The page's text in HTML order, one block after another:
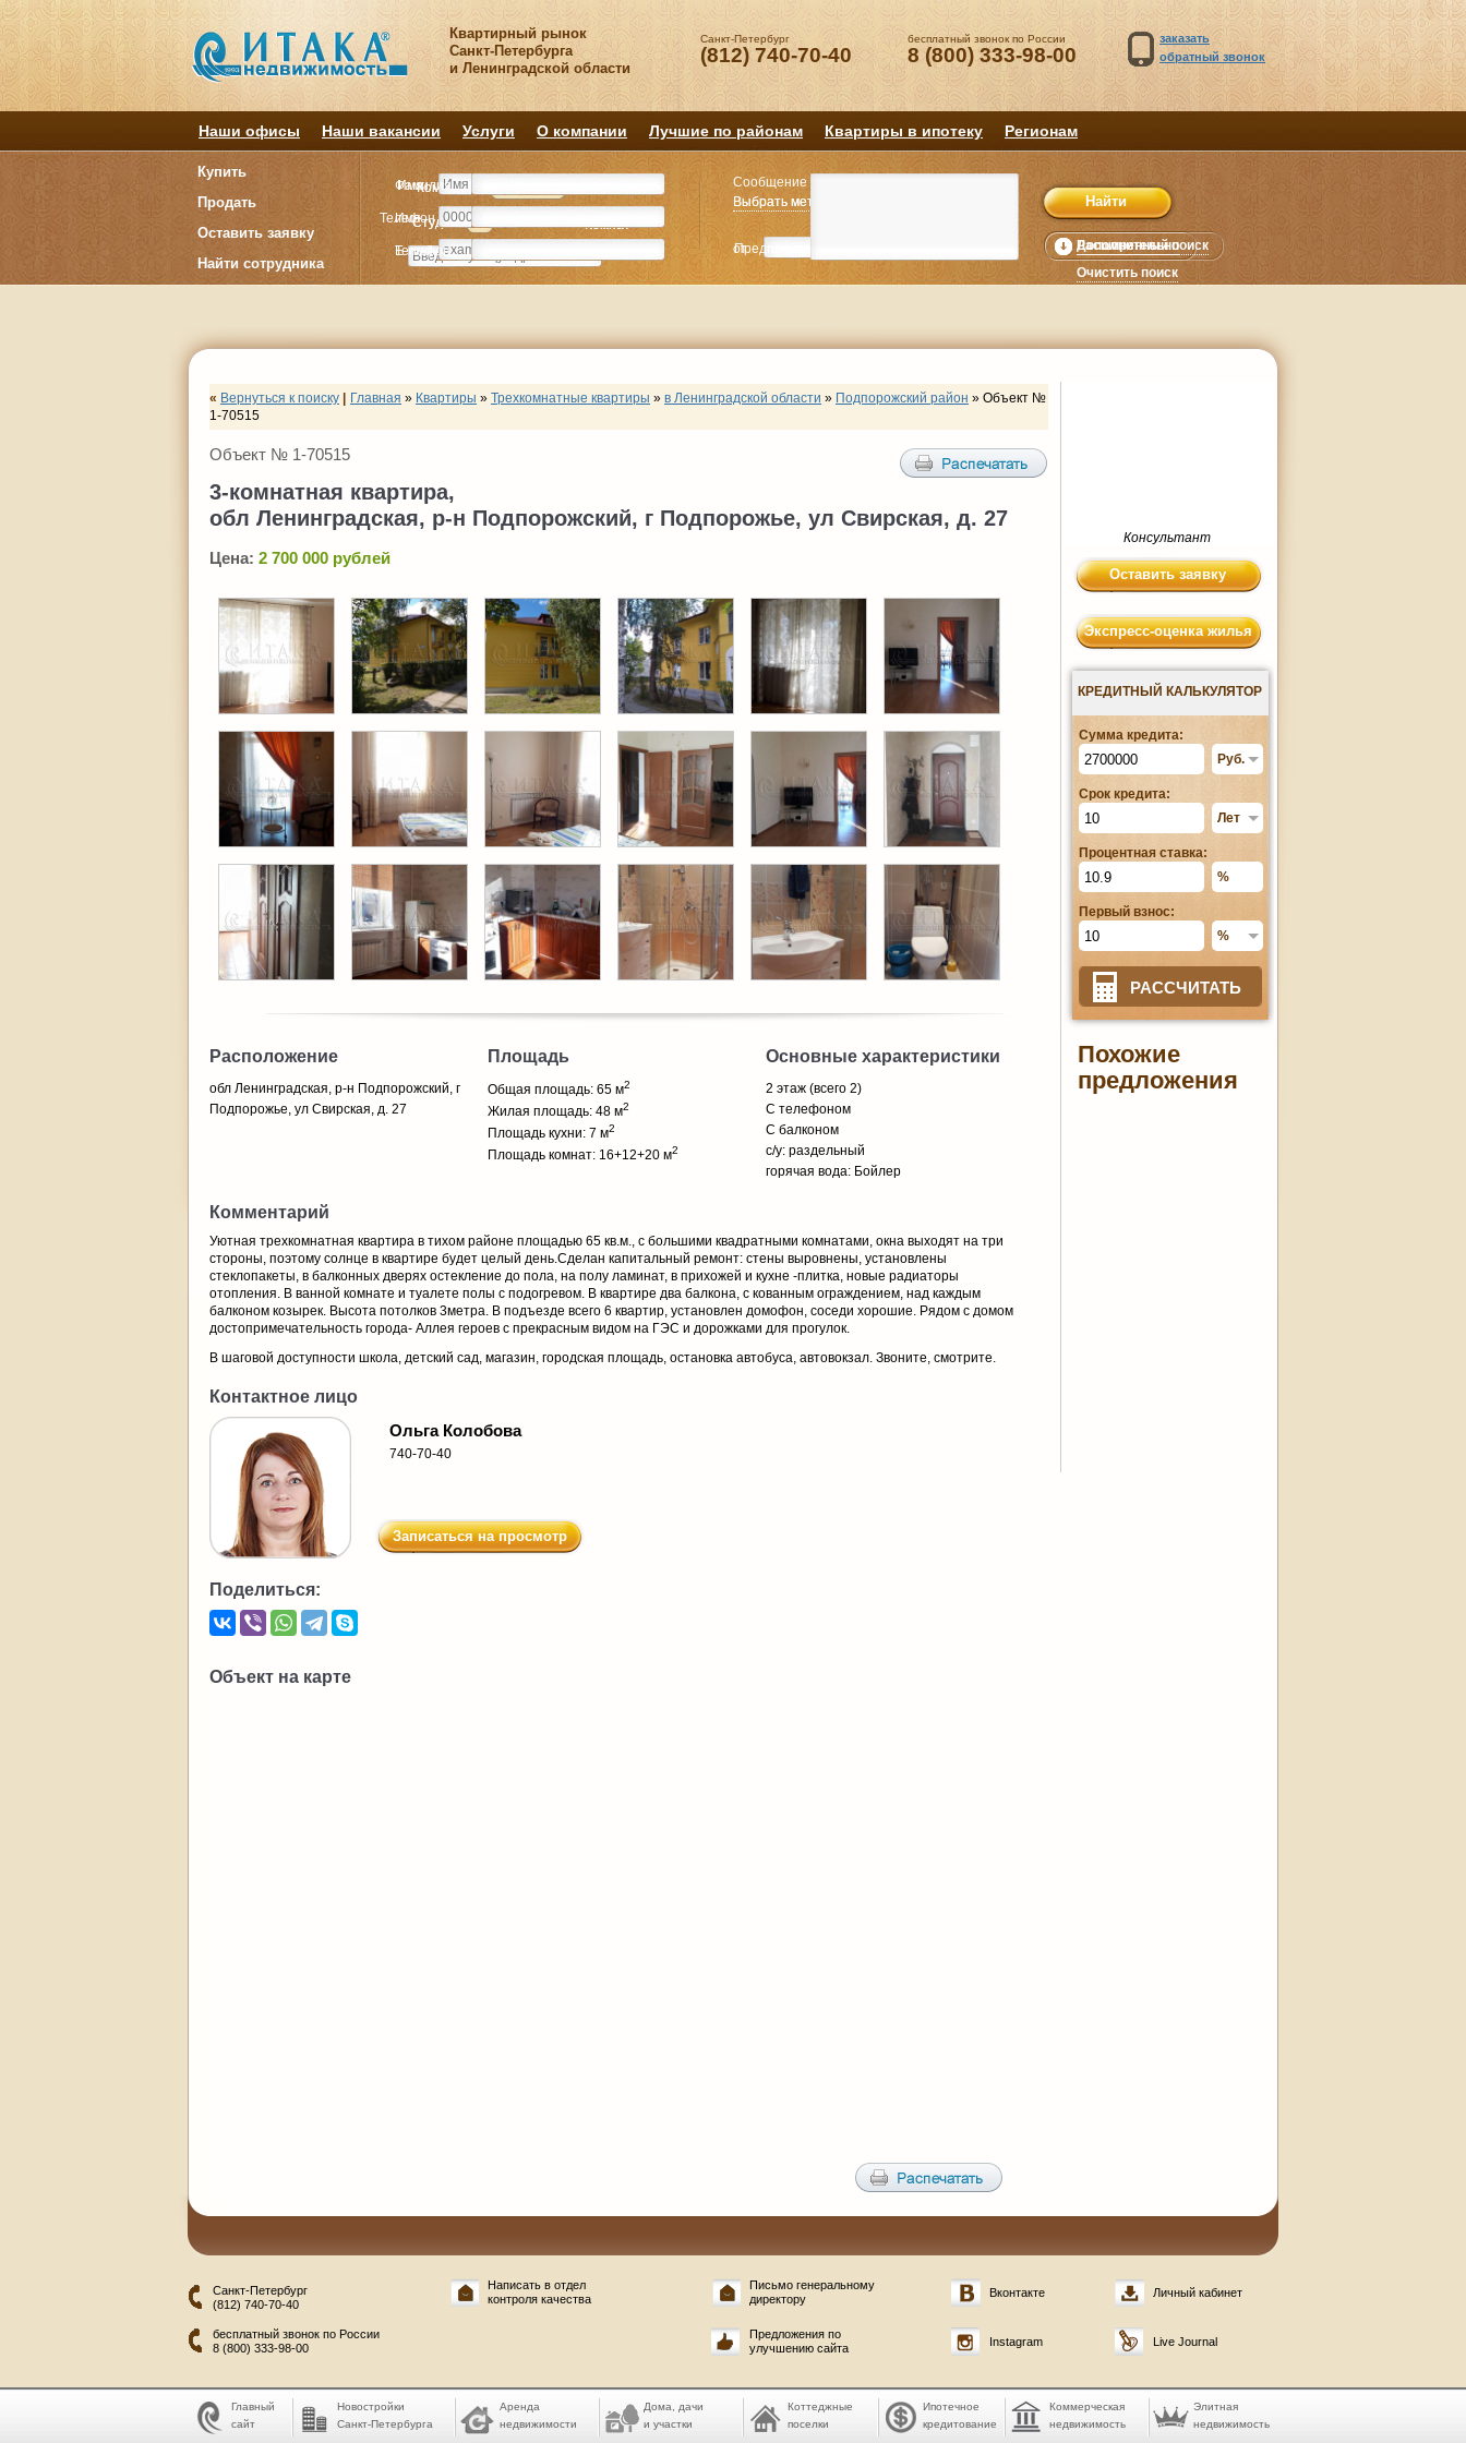
Квартирный рынок
Санкт-Петербурга
и Ленинградской области
Санкт-Петербург
(812) 740-70-40
бесплатный звонок по России
8 (800) 333-98-00
заказать
обратный звонок
Наши офисы Наши вакансии Услуги О компании Лучшие по районам Квартиры в ипотеку Регионам
Купить
Продать
Оставить заявку
Найти сотрудника
Комнату
Студия Комнат
Выбрать метро
от
Расширенный поиск
Очистить поиск
Комнату
Студия Комнат
Выбрать метро
Предпочитаемая цена Дополнительно
Имя
Телефон
E-mail
Сообщение
Фамилия
Имя
Телефон
« Вернуться к поиску Главная » Квартиры » Трехкомнатные квартиры » в Ленинградской области » Подпорожский район » Объект №
1-70515
Объект № 1-70515
3-комнатная квартира,
обл Ленинградская, р-н Подпорожский, г Подпорожье, ул Свирская, д. 27
Цена: 2 700 000 рублей
Расположение
обл Ленинградская, р-н Подпорожский, г
Подпорожье, ул Свирская, д. 27
Площадь
Общая площадь: 65 м2
Жилая площадь: 48 м2
Площадь кухни: 7 м2
Площадь комнат: 16+12+20 м2
Основные характеристики
2 этаж (всего 2)
С телефоном
С балконом
с/у: раздельный
горячая вода: Бойлер
Комментарий
Уютная трехкомнатная квартира в тихом районе площадью 65 кв.м., с большими квадратными комнатами, окна выходят на три
стороны, поэтому солнце в квартире будет целый день.Сделан капитальный ремонт: стены выровнены, установлены
стеклопакеты, в балконных дверях остекление до пола, на полу ламинат, в прихожей и кухне -плитка, новые радиаторы
отопления. В ванной комнате и туалете полы с подогревом. В квартире два балкона, с кованным ограждением, над каждым
балконом козырек. Высота потолков 3метра. В подъезде всего 6 квартир, установлен домофон, соседи хорошие. Рядом с домом
достопримечательность города- Аллея героев с прекрасным видом на ГЭС и дорожками для прогулок.
В шаговой доступности школа, детский сад, магазин, городская площадь, остановка автобуса, автовокзал. Звоните, смотрите.
Контактное лицо
Ольга Колобова
740-70-40
Записаться на просмотр
Поделиться:
Объект на карте
Консультант
Оставить заявку
Экспресс-оценка жилья
КРЕДИТНЫЙ КАЛЬКУЛЯТОР
Сумма кредита:
Срок кредита:
Процентная ставка:
Первый взнос:
РАССЧИТАТЬ
Похожие
предложения
Санкт-Петербург
(812) 740-70-40
бесплатный звонок по России
8 (800) 333-98-00
Написать в отдел
контроля качества
Письмо генеральному
директору
Предложения по
улучшению сайта
Вконтакте
Instagram
Личный кабинет
Live Journal
Главный
сайт
Новостройки
Санкт-Петербурга
Аренда
недвижимости
Дома, дачи
и участки
Коттеджные
поселки
Ипотечное
кредитование
Коммерческая
недвижимость
Элитная
недвижимость